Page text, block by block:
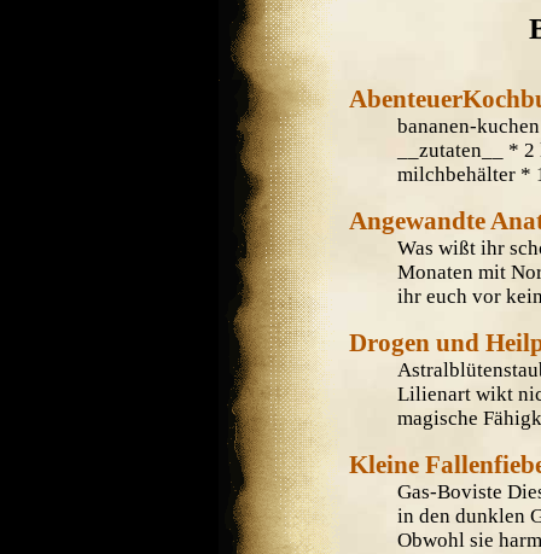
bananen-
__zutaten__ *
milchbehälter *
Angewandte
Was wißt ihr
Monaten mit
ihr euch vor
Drogen und
Lilienart wikt
magische
Kleine
Gas-Boviste
in den dunklen
Obwohl sie